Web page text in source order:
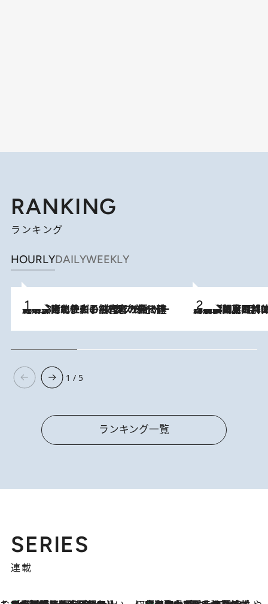
RANKING
ランキング
HOURLYDAILYWEEKLY
2026.8.3
《「文士の子ども被害者の会」発足！》阿川佐和子（72）が語る遠藤周作に北杜夫、劇作家・矢代静一の子どもたちの“文豪プライベート事件簿” 2026.8.8
「最後に見られてよかった」上野動物園の東園パンダ舎が解体前に特別公開。8月16日まで延長されたパネル展と共に辿る“半世紀”のパンダ飼育《解体工事の図面あり》
1 / 5
ランキング一覧
SERIES
連載